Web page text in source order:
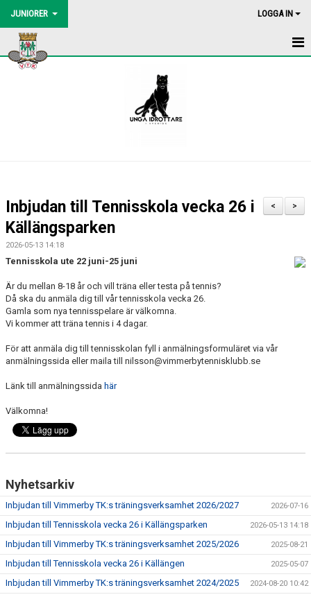
JUNIORER LOGGA IN
HEM
>
<
Inbjudan till Tennisskola vecka 26 i
Källängsparken
2026-05-13 14:18
Tennisskola ute 22 juni-25 juni
Är du mellan 8-18 år och vill träna eller testa på tennis?
Då ska du anmäla dig till vår tennisskola vecka 26.
Gamla som nya tennisspelare är välkomna.
Vi kommer att träna tennis i 4 dagar.
För att anmäla dig till tennisskolan fyll i anmälningsformuläret via vår
anmälningssida eller maila till nilsson@vimmerbytennisklubb.se
Länk till anmälningssida här
Välkomna!
Nyhetsarkiv
Inbjudan till Vimmerby TK:s träningsverksamhet 2026/2027 2026-07-16
Inbjudan till Tennisskola vecka 26 i Källängsparken 2026-05-13 14:18
Inbjudan till Vimmerby TK:s träningsverksamhet 2025/2026 2025-08-21
Inbjudan till Tennisskola vecka 26 i Källängen 2025-05-07
Inbjudan till Vimmerby TK:s träningsverksamhet 2024/2025 2024-08-20 10:42